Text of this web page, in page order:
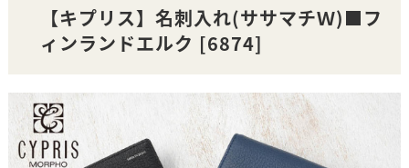
【キプリス】名刺入れ(ササマチＷ)■フ
ィンランドエルク [6874]